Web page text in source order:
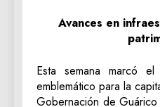
‎Avances en
‎Esta semana marcó
emblemático para la
Gobernación de